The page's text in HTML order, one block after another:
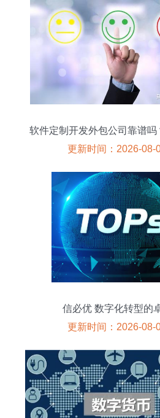
软件定制开发外包公司靠谱
更新时间：2026-08-
信必优 数字化转型的
更新时间：2026-08-